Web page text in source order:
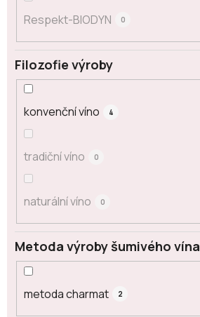
Respekt-BIODYN 0
Filozofie výroby
konvenční víno 4
tradiční víno 0
naturální víno 0
Metoda výroby šumivého vína
metoda charmat 2